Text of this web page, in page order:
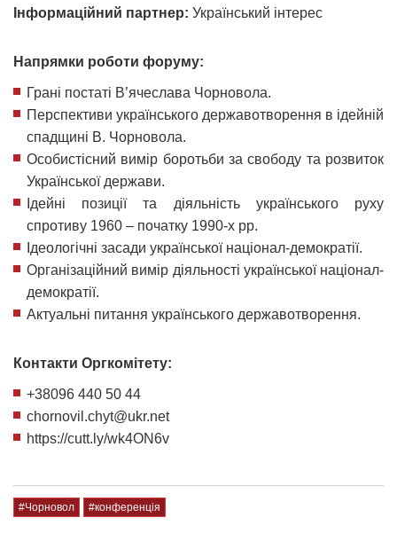
Інформаційний партнер: Український інтерес
Напрямки роботи форуму:
Грані постаті В’ячеслава Чорновола.
Перспективи українського державотворення в ідейній
спадщині В. Чорновола.
Особистісний вимір боротьби за свободу та розвиток
Української держави.
Ідейні позиції та діяльність українського руху
спротиву 1960 – початку 1990-х рр.
Ідеологічні засади української націонал-демократії.
Організаційний вимір діяльності української націонал-
демократії.
Актуальні питання українського державотворення.
Контакти Оргкомітету:
+38096 440 50 44
chornovil.chyt@ukr.net
https://cutt.ly/wk4ON6v
#Чорновол #конференція